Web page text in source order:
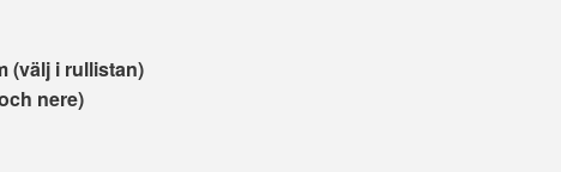
(välj i rullistan)
nere)